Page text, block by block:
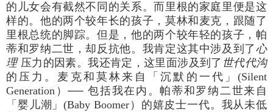
的儿女会有截然不同的关系。而里根的家庭里便是这
样的。他的两个较年长的孩子，莫林和麦克，跟随了
里根总统的脚踪。但是，他的两个较年轻的孩子，帕
蒂和罗纳二世，却反抗他。我肯定这其中涉及到了心
理压力的因素。我还肯定，这里面涉及到了 世代代沟
的压力。麦克和莫林来自「沉默的一代」(Silent
Generation）── 包括我在内。帕蒂和罗纳二世来自
「婴儿潮」(Baby Boomer）的嬉皮士一代。我从未低